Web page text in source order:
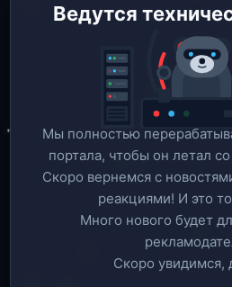
Ведутся
Мы полностью
портала, чтобы он летал
Скоро вернемся c
реакциями! И это
Много нового будет
Скоро увидимся,